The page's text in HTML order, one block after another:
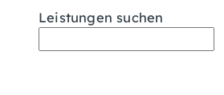
Leistungen suchen